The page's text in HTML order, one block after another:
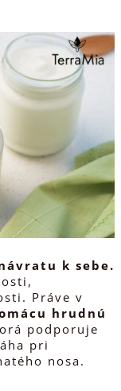
k sebe.
Práve v
hrudnú
podporuje
pri
nosa.